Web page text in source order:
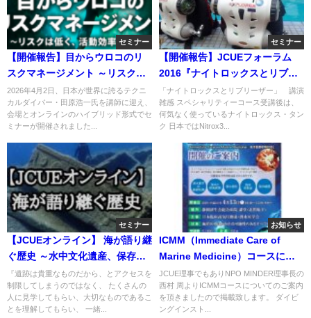
セミナー
【開催報告】目からウロコのリ
スクマネージメント ～リスクは
低く、活動効率は高く～ 田原 浩
一氏
2026年4月2日、日本が世界に誇るテクニ
カルダイバー・田原浩一氏を講師に迎え、
会場とオンラインのハイブリッド形式でセ
ミナーが開催されました...
セミナー
【開催報告】JCUEフォーラム
2016『ナイトロックスとリブリ
ーザー』
「ナイトロックスとリブリーザー」 講演
雑感 スペシャリティーコース受講後は、
何気なく使っているナイトロックス・タン
ク 日本ではNitrox3...
セミナー
【JCUEオンライン】 海が語り継
ぐ歴史 ～水中文化遺産、保存と
活用の共存へ～
『遺跡は貴重なものだから、とアクセスを
制限してしまうのではなく、 たくさんの
人に見学してもらい、大切なものであるこ
とを理解してもらい、 一緒...
お知らせ
ICMM（Immediate Care of
Marine Medicine）コースにつ
いてのご案内
JCUE理事でもありNPO MINDER理事長の
西村 周よりICMMコースについてのご案内
を頂きましたので掲載致します。 ダイビ
ングインスト...